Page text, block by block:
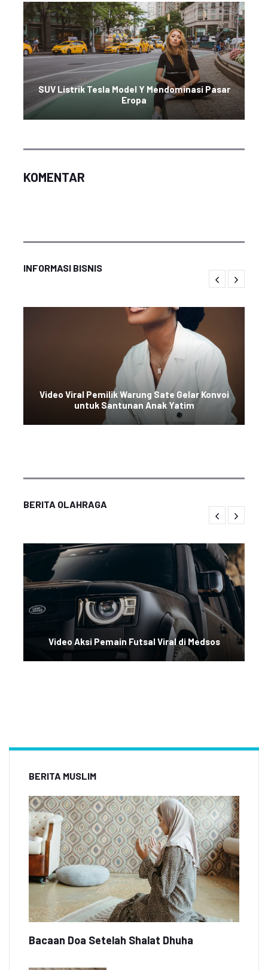
SUV Listrik Tesla Model Y Mendominasi Pasar
Eropa
KOMENTAR
INFORMASI BISNIS
Video Viral Pemilik Warung Sate Gelar Konvoi
untuk Santunan Anak Yatim
BERITA OLAHRAGA
Video Aksi Pemain Futsal Viral di Medsos
BERITA MUSLIM
Bacaan Doa Setelah Shalat Dhuha